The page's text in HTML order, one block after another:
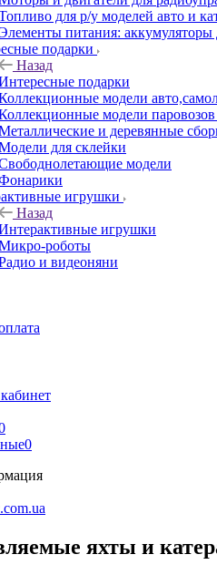
для р/у моделей авто и
питания: аккумуляторы
подарки
Назад
подарки
модели
модели паровозов
и деревянные
для склейки
модели
игрушки
Назад
игрушки
роботы
и видеоняни
0
яхты и